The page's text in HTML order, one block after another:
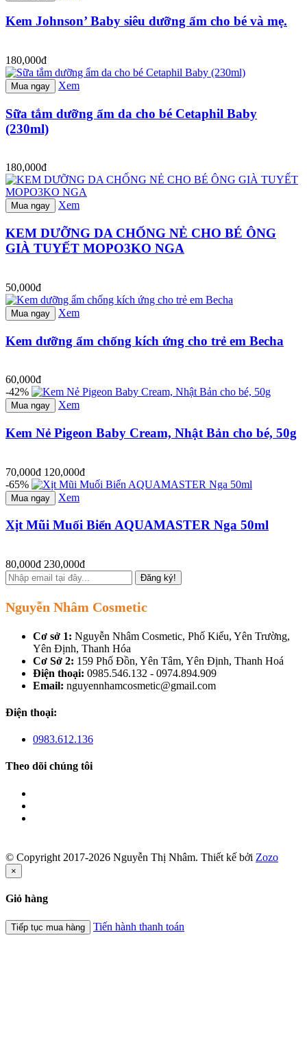
Kem Johnson’ Baby siêu dưỡng ẩm cho bé và mẹ.
180,000đ
Mua ngay Xem
Sữa tắm dưỡng ẩm da cho bé Cetaphil Baby
(230ml)
180,000đ
Mua ngay Xem
KEM DƯỠNG DA CHỐNG NẺ CHO BÉ ÔNG
GIÀ TUYẾT MOPO3KO NGA
50,000đ
Mua ngay Xem
Kem dưỡng ẩm chống kích ứng cho trẻ em Becha
60,000đ
-42%
Mua ngay Xem
Kem Nẻ Pigeon Baby Cream, Nhật Bản cho bé, 50g
70,000đ 120,000đ
-65%
Mua ngay Xem
Xịt Mũi Muối Biển AQUAMASTER Nga 50ml
80,000đ 230,000đ
Đăng ký!
Nguyễn Nhâm Cosmetic
Cơ sở 1: Nguyễn Nhâm Cosmetic, Phố Kiểu, Yên Trường,
Yên Định, Thanh Hóa
Cơ Sở 2: 159 Phố Đồn, Yên Tâm, Yên Định, Thanh Hoá
Điện thoại: 0985.546.132 - 0974.894.909
Email: nguyennhamcosmetic@gmail.com
Điện thoại:
0983.612.136
Theo dõi chúng tôi
© Copyright 2017-2026 Nguyễn Thị Nhâm. Thiết kế bởi Zozo
×
Giỏ hàng
Tiếp tục mua hàng Tiến hành thanh toán